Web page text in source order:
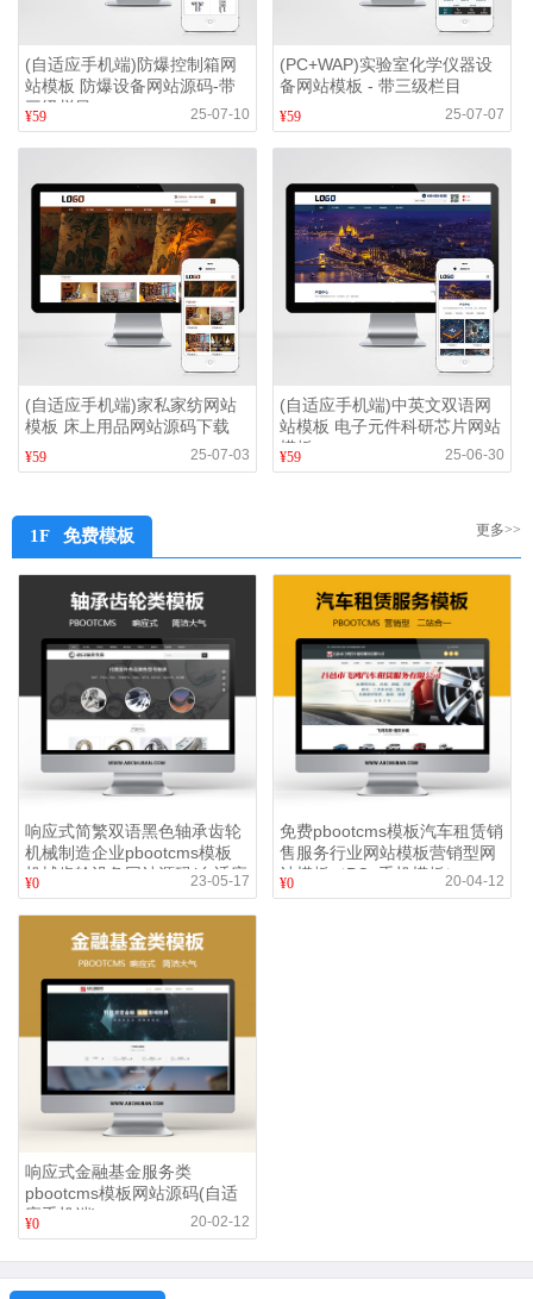
(自适应手机端)防爆控制箱网
站模板 防爆设备网站源码-带
三级栏目
¥59 25-07-10
(PC+WAP)实验室化学仪器设
备网站模板 - 带三级栏目
¥59 25-07-07
(自适应手机端)家私家纺网站
模板 床上用品网站源码下载
¥59 25-07-03
(自适应手机端)中英文双语网
站模板 电子元件科研芯片网站
模板
¥59 25-06-30
1F 免费模板 更多>>
响应式简繁双语黑色轴承齿轮
机械制造企业pbootcms模板
机械齿轮设备网站源码(自适应
手机版)
¥0 23-05-17
免费pbootcms模板汽车租赁销
售服务行业网站模板营销型网
站模板（PC+手机模板）
¥0 20-04-12
响应式金融基金服务类
pbootcms模板网站源码(自适
应手机端)
¥0 20-02-12